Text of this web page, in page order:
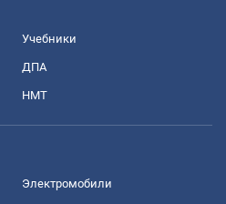
Учебники
ДПА
НМТ
Электромобили